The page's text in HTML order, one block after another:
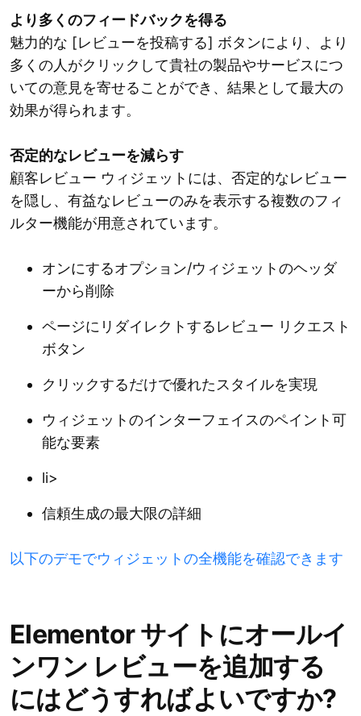
より多くのフィードバックを得る
魅力的な [レビューを投稿する] ボタンにより、より
多くの人がクリックして貴社の製品やサービスにつ
いての意見を寄せることができ、結果として最大の
効果が得られます。
否定的なレビューを減らす
顧客レビュー ウィジェットには、否定的なレビュー
を隠し、有益なレビューのみを表示する複数のフィ
ルター機能が用意されています。
オンにするオプション/ウィジェットのヘッダ
ーから削除
ページにリダイレクトするレビュー リクエスト
ボタン
クリックするだけで優れたスタイルを実現
ウィジェットのインターフェイスのペイント可
能な要素
li>
信頼生成の最大限の詳細
以下のデモでウィジェットの全機能を確認できます
Elementor サイトにオールイ
ンワン レビューを追加する
にはどうすればよいですか?